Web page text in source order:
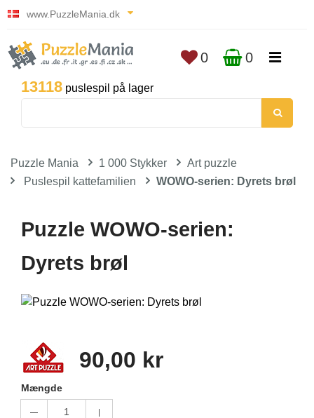
www.PuzzleMania.dk
13118 puslespil på lager
0 0
Puzzle Mania 1 000 Stykker
Art puzzle
Puslespil kattefamilien
WOWO-serien: Dyrets brøl
Puzzle WOWO-serien:
Dyrets brøl
90,00 kr
Mængde
1